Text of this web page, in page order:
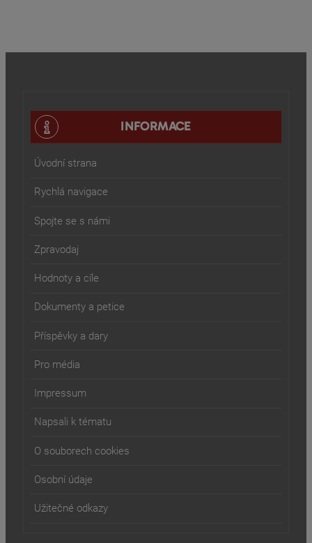
INFORMACE
Úvodní strana
Rychlá navigace
Spojte se s námi
Zpravodaj
Hodnoty a cíle
Dokumenty a petice
Příspěvky a dary
Pro média
Impressum
Napsali k tématu
O souborech cookies
Osobní údaje
Užitečné odkazy